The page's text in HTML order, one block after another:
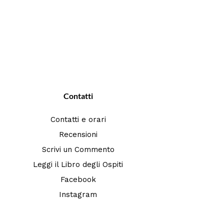
Contatti
Contatti e orari
Recensioni
Scrivi un Commento
Leggi il Libro degli Ospiti
Facebook
Instagram